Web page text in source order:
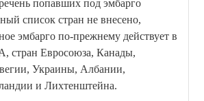
попавших под эмбарго
список стран не внесено,
эмбарго по-прежнему действует в
стран Евросоюза, Канады,
Украины, Албании,
и Лихтенштейна.